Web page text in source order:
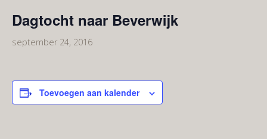
Dagtocht naar Beverwijk
september 24, 2016
Toevoegen aan kalender